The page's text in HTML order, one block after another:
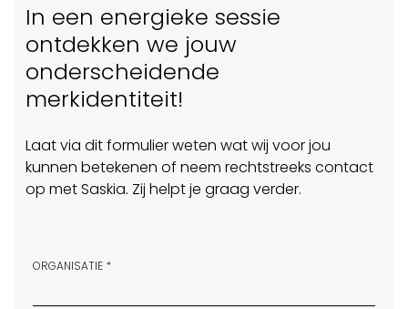
In een energieke sessie
ontdekken we jouw
onderscheidende
merkidentiteit!
Laat via dit formulier weten wat wij voor jou
kunnen betekenen of neem rechtstreeks contact
op met Saskia. Zij helpt je graag verder.
ORGANISATIE *